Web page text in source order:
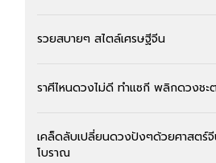
รวยสบายๆ สไตล์เศรษฐีจีน
ราศีไหนดวงไม่ดี ทำแซกี พลิกดวงชะ
เคล็ดลับเปลี่ยนดวงปังๆด้วยศาสตร์
โบราณ